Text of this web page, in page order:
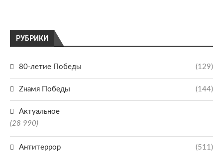
РУБРИКИ
80-летие Победы (129)
Zнамя Победы (144)
Актуальное
(28 990)
Антитеррор (511)